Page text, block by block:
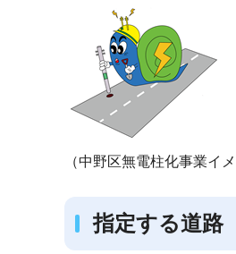
（中野区無電柱化事業イ
指定する道路